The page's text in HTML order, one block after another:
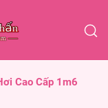
Cao Cấp 1m6